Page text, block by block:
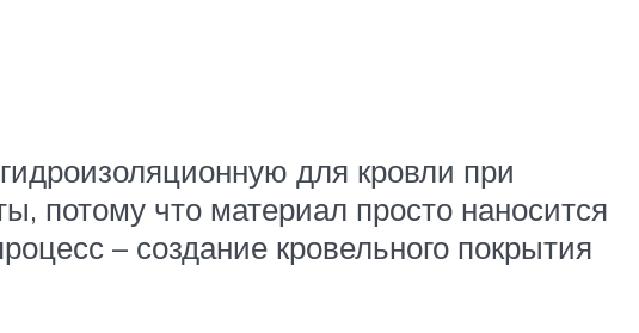
для кровли при
потому что материал просто наносится
– создание кровельного покрытия